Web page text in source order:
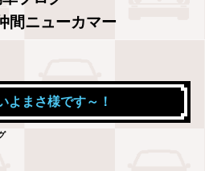
間ニューカマー
よまさ様です～！